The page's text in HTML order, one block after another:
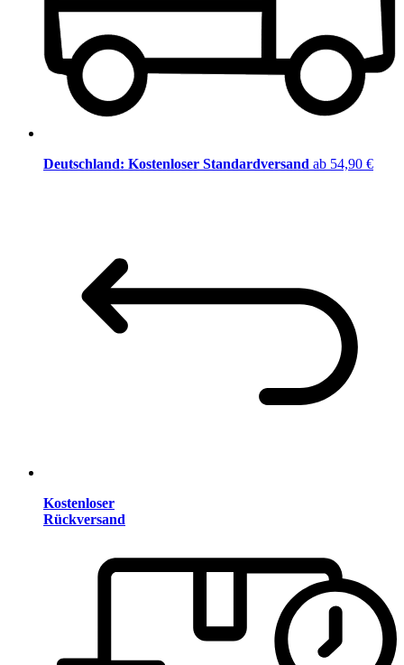
Deutschland: Kostenloser Standardversand ab 54,90 €
Kostenloser
Rückversand